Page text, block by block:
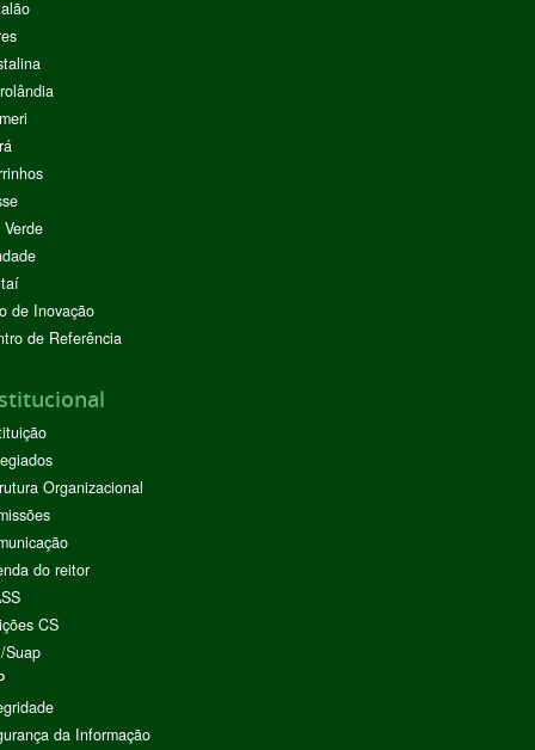
de Inovação
de Referência
Organizacional
do reitor
CS
Suap
da Informação